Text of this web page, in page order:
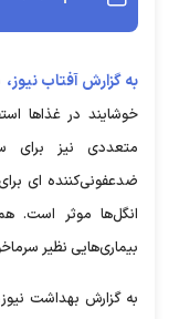
به گزارش آفتاب نیوز،
خوشایند در غذاها
متعددی نیز برای
ضدعفونی‌کننده ای
انگل‌ها موثر است.
بیماری‌هایی نظیر
به گزارش بهداشت